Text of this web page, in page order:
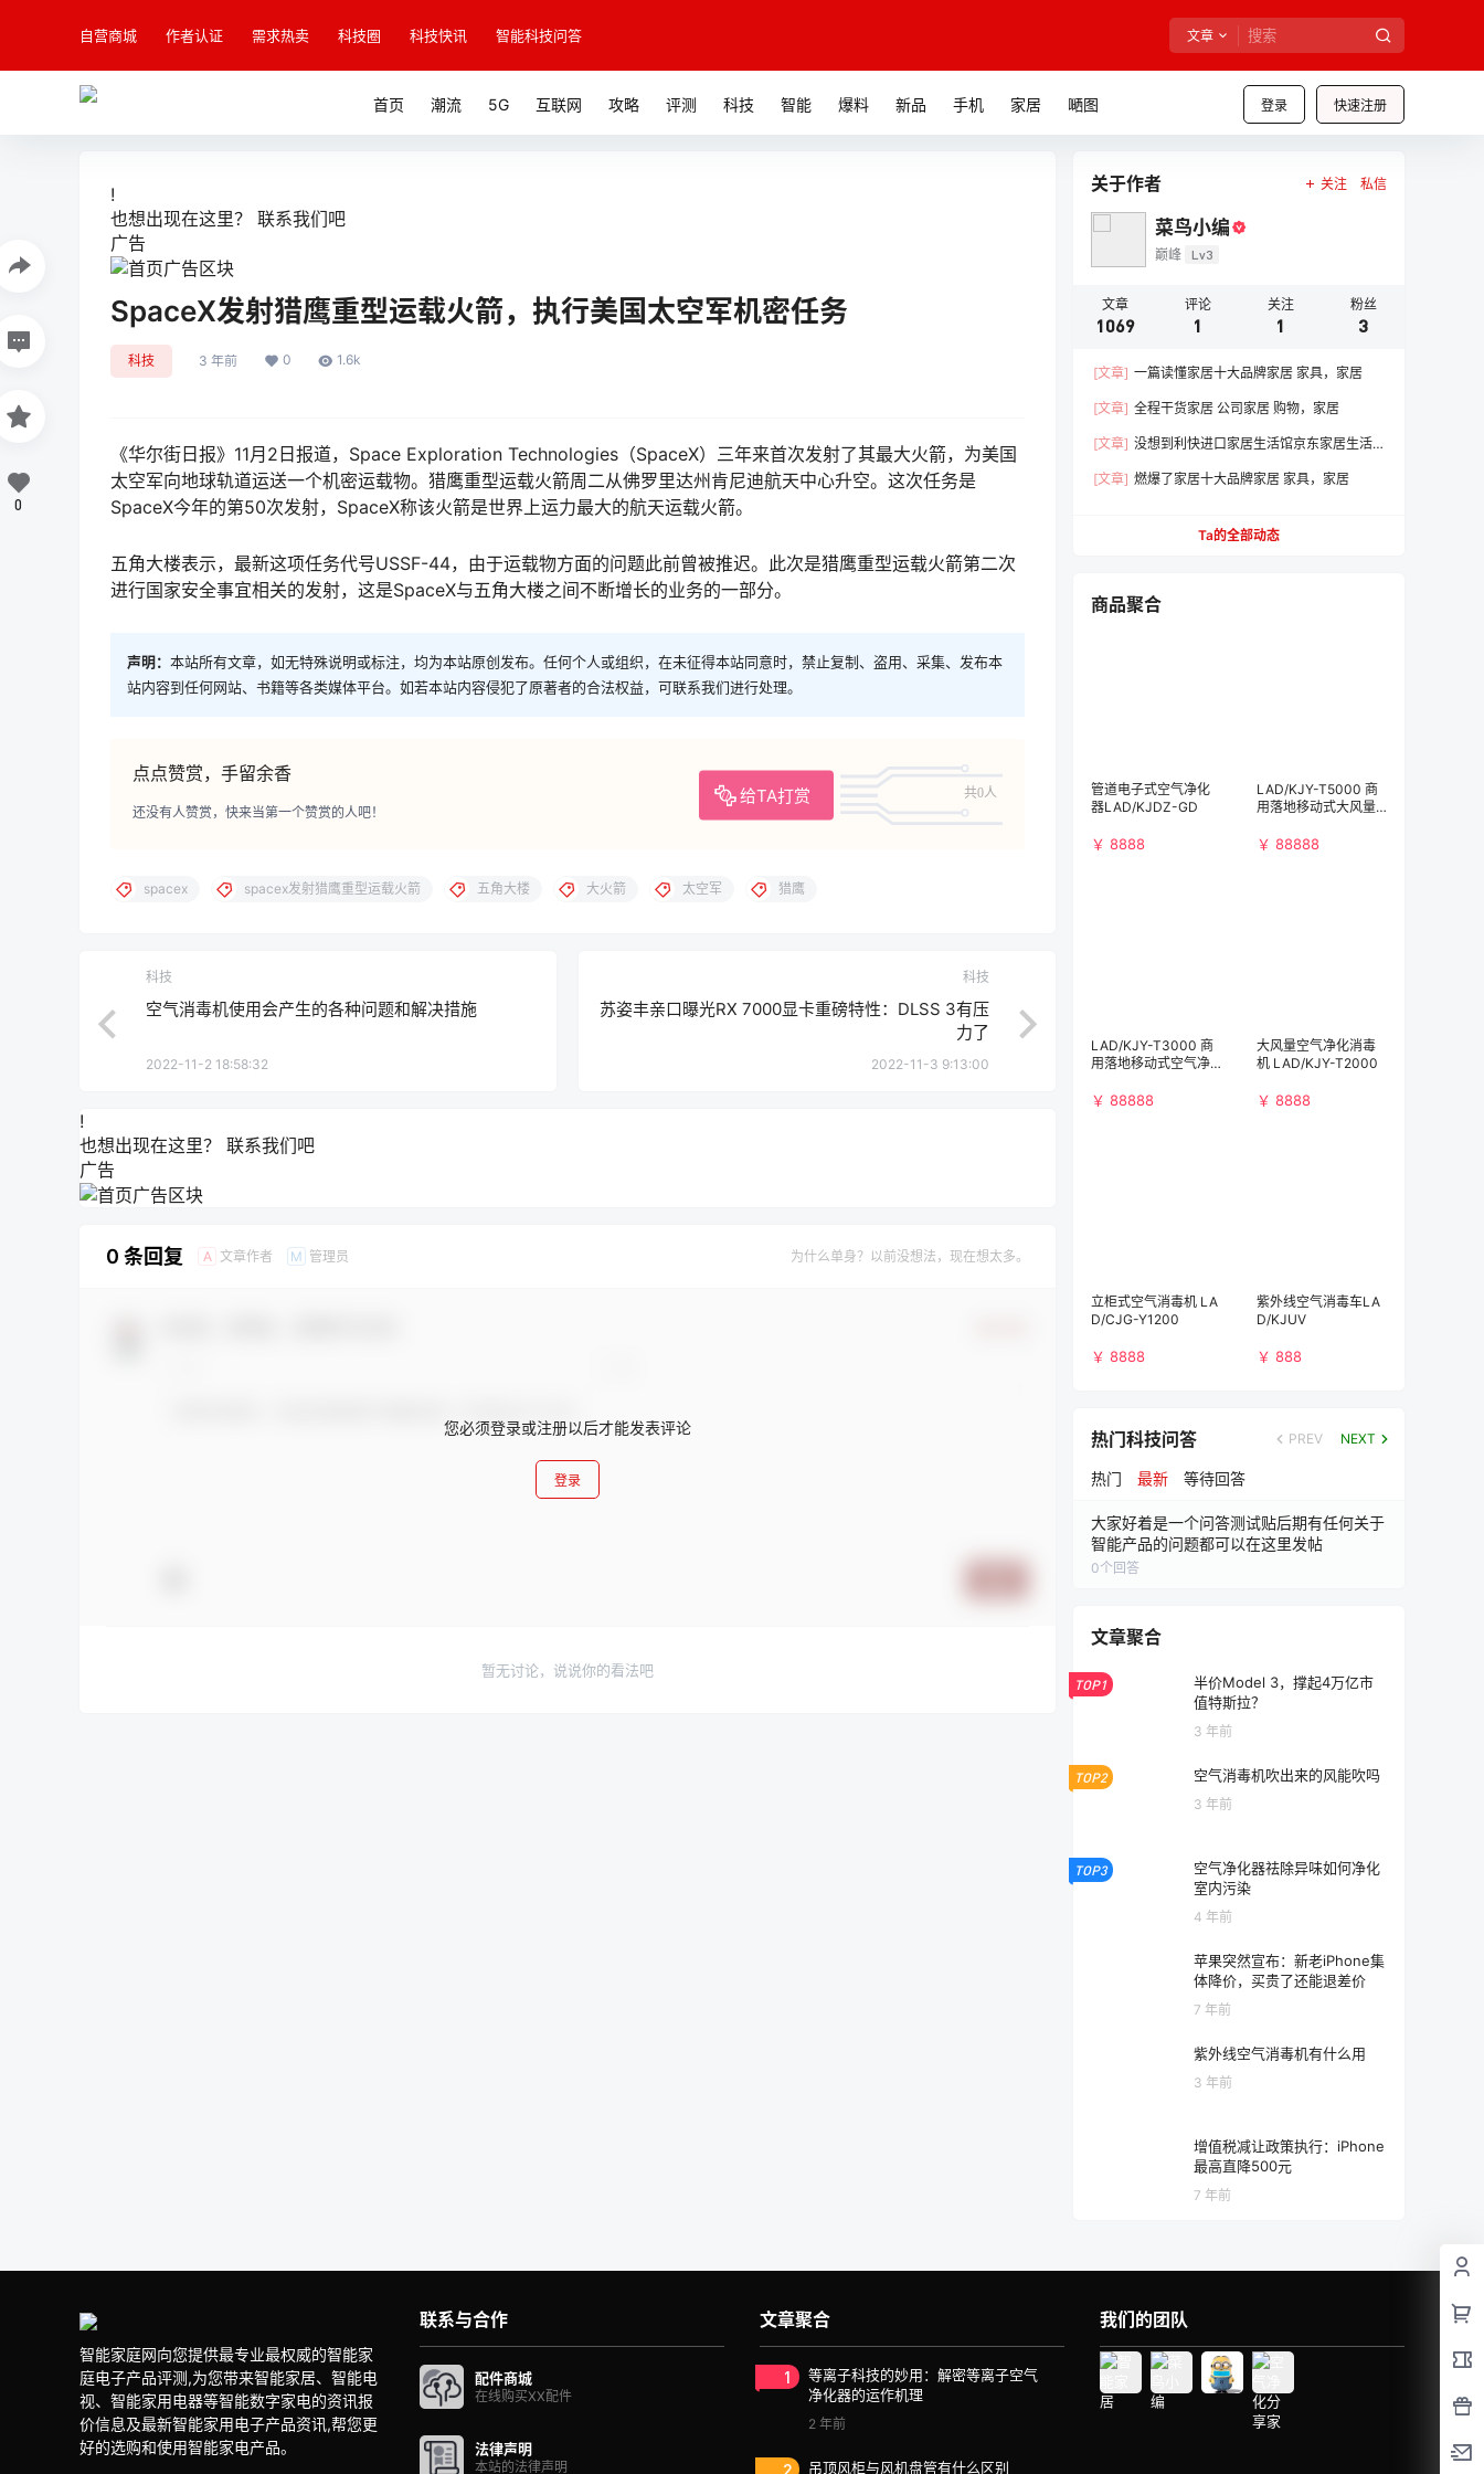
自营商城 作者认证 需求热卖 科技圈 科技快讯 智能科技问答 文章
登录 快速注册
首页 潮流 5G 互联网 攻略 评测 科技 智能 爆料 新品 手机 家居 嗮图
!
也想出现在这里？ 联系我们吧
广告
SpaceX发射猎鹰重型运载火箭，执行美国太空军机密任务
科技 3 年前 0 1.6k
《华尔街日报》11月2日报道，Space Exploration Technologies（SpaceX）三年来首次发射了其最大火箭，为美国
太空军向地球轨道运送一个机密运载物。猎鹰重型运载火箭周二从佛罗里达州肯尼迪航天中心升空。这次任务是
SpaceX今年的第50次发射，SpaceX称该火箭是世界上运力最大的航天运载火箭。
五角大楼表示，最新这项任务代号USSF-44，由于运载物方面的问题此前曾被推迟。此次是猎鹰重型运载火箭第二次
进行国家安全事宜相关的发射，这是SpaceX与五角大楼之间不断增长的业务的一部分。
声明： 本站所有文章，如无特殊说明或标注，均为本站原创发布。任何个人或组织，在未征得本站同意时，禁止复制、盗用、采集、发布本
站内容到任何网站、书籍等各类媒体平台。如若本站内容侵犯了原著者的合法权益，可联系我们进行处理。
点点赞赏，手留余香
给TA打赏 共0人
还没有人赞赏，快来当第一个赞赏的人吧！
0
spacex spacex发射猎鹰重型运载火箭 五角大楼 大火箭 太空军 猎鹰
科技
空气消毒机使用会产生的各种问题和解决措施
2022-11-2 18:58:32
科技
苏姿丰亲口曝光RX 7000显卡重磅特性：DLSS 3有压
力了
2022-11-3 9:13:00
!
也想出现在这里？ 联系我们吧
广告
0 条回复 A 文章作者 M 管理员 为什么单身？以前没想法，现在想太多。
您必须登录或注册以后才能发表评论
登录
暂无讨论，说说你的看法吧
关于作者 关注 私信
菜鸟小编
巅峰 Lv3
文章
1069
评论
1
关注
1
粉丝
3
[文章] 一篇读懂家居十大品牌家居 家具，家居
[文章] 全程干货家居 公司家居 购物，家居
[文章] 没想到利快进口家居生活馆京东家居生活
[文章] 燃爆了家居十大品牌家居 家具，家居
Ta的全部动态
商品聚合
管道电子式空气净化
器LAD/KJDZ-GD
￥ 8888
LAD/KJY-T5000 商
用落地移动式大风量
￥ 88888
LAD/KJY-T3000 商
用落地移动式空气净
h)）
￥ 88888
大风量空气净化消毒
机 LAD/KJY-T2000
￥ 8888
立柜式空气消毒机 LA
D/CJG-Y1200
￥ 8888
紫外线空气消毒车LA
D/KJUV
￥ 888
热门科技问答 PREV NEXT
热门 最新 等待回答
大家好着是一个问答测试贴后期有任何关于
智能产品的问题都可以在这里发帖
0个回答
文章聚合
TOP1
半价Model 3，撑起4万亿市
值特斯拉？
3 年前
TOP2 空气消毒机吹出来的风能吹吗
3 年前
TOP3
空气净化器祛除异味如何净化
室内污染
4 年前
苹果突然宣布：新老iPhone集
体降价，买贵了还能退差价
7 年前
紫外线空气消毒机有什么用
3 年前
增值税减让政策执行：iPhone
最高直降500元
7 年前
智能家庭网向您提供最专业最权威的智能家
庭电子产品评测,为您带来智能家居、智能电
视、智能家用电器等智能数字家电的资讯报
价信息及最新智能家用电子产品资讯,帮您更
好的选购和使用智能家电产品。
联系与合作
配件商城
在线购买XX配件
法律声明
本站的法律声明
文章聚合
1
等离子科技的妙用：解密等离子空气
净化器的运作机理
2 年前
2 吊顶风柜与风机盘管有什么区别
我们的团队